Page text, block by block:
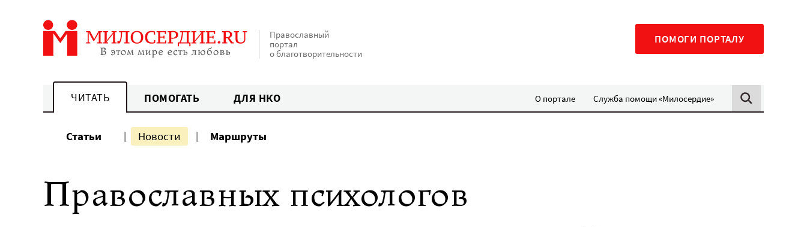
Православный
портал
о благотворительности
ПОМОГИ ПОРТАЛУ
ЧИТАТЬ ПОМОГАТЬ ДЛЯ НКО О портале Служба помощи «Милосердие»
Статьи Новости Маршруты
Православных психологов